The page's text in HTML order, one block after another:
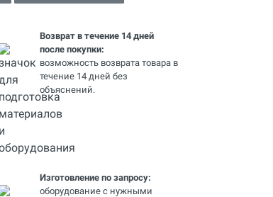
Возврат в течение 14 дней
после покупки:
возможность возврата товара в
течение 14 дней без
объяснений.
Изготовление по запросу:
оборудование с нужными